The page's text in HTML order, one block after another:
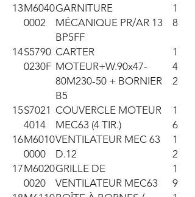
13M6040
0002
GARNITURE
MÉCANIQUE PR/AR 13
BP5FF
1
8
14S5790
0230F
CARTER
MOTEUR+W.90x47-
80M230-50 + BORNIER
B5
1
4
2
15S7021
4014
COUVERCLE MOTEUR
MEC63 (4 TIR.)
1
6
16M6010
0000
VENTILATEUR MEC 63
D.12
1
2
17M6020
0020
GRILLE DE
VENTILATEUR MEC63
1
9